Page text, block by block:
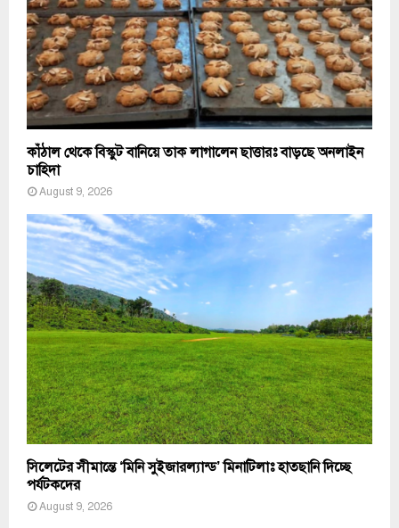
কাঁঠাল থেকে বিস্কুট বানিয়ে তাক লাগালেন ছাত্তারঃ বাড়ছে অনলাইন
চাহিদা
August 9, 2026
সিলেটের সীমান্তে ‘মিনি সুইজারল্যান্ড’ মিনাটিলাঃ হাতছানি দিচ্ছে
পর্যটকদের
August 9, 2026